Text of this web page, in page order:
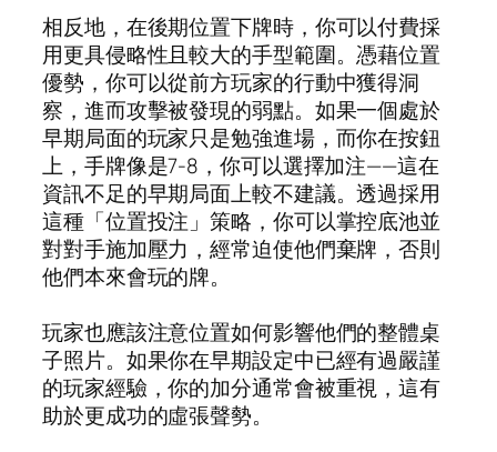
相反地，在後期位置下牌時，你可以付費採
用更具侵略性且較大的手型範圍。憑藉位置
優勢，你可以從前方玩家的行動中獲得洞
察，進而攻擊被發現的弱點。如果一個處於
早期局面的玩家只是勉強進場，而你在按鈕
上，手牌像是7-8，你可以選擇加注——這在
資訊不足的早期局面上較不建議。透過採用
這種「位置投注」策略，你可以掌控底池並
對對手施加壓力，經常迫使他們棄牌，否則
他們本來會玩的牌。
玩家也應該注意位置如何影響他們的整體桌
子照片。如果你在早期設定中已經有過嚴謹
的玩家經驗，你的加分通常會被重視，這有
助於更成功的虛張聲勢。